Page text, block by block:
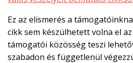
Ez az elismerés a
cikk sem készülhetett volna el
támogatói közösség teszi
szabadon és függetlenül